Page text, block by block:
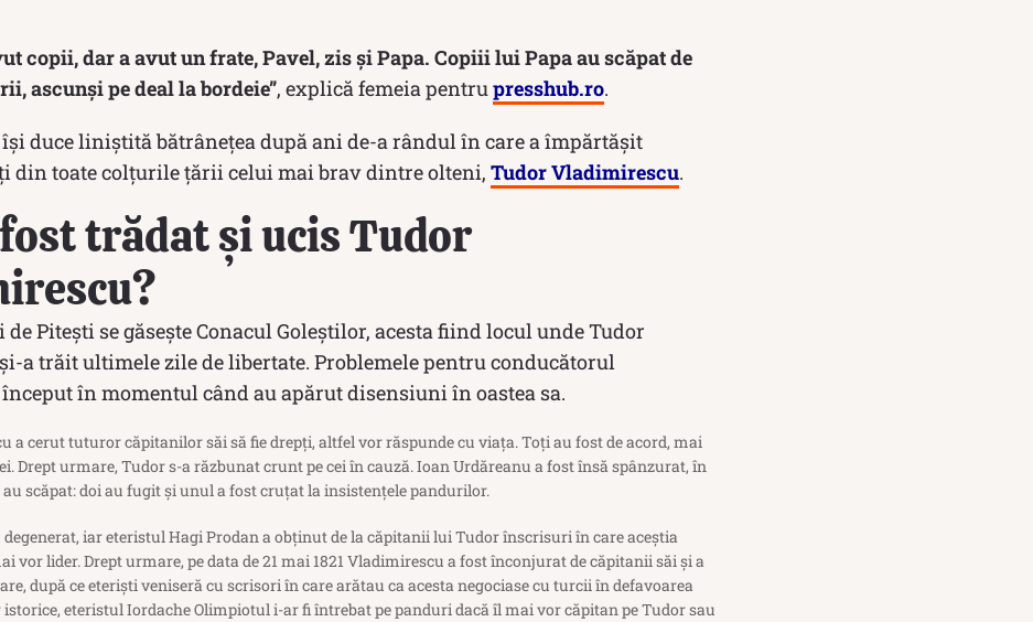
copii, dar a avut un frate, Pavel, zis și Papa. Copiii lui Papa au scăpat de
ascunși pe deal la bordeie”, explică femeia pentrupresshub.ro.
duce liniștită bătrânețea după ani de-a rândul în care a împărtășit
din toate colțurile țării celui mai brav dintre olteni, Tudor Vladimirescu.
trădat și ucis Tudor
Pitești se găsește Conacul Goleştilor, acesta fiind locul unde Tudor
a trăit ultimele zile de libertate. Problemele pentru conducătorul
în momentul când au apărut disensiuni în oastea sa.
a cerut tuturor căpitanilor săi să fie drepți, altfel vor răspunde cu viața. Toți au fost de acord, mai
Drept urmare, Tudor s-a răzbunat crunt pe cei în cauză. Ioan Urdăreanu a fost însă spânzurat, în
scăpat: doi au fugit şi unul a fost cruţat la insistenţele pandurilor.
iar eteristul Hagi Prodan a obținut de la căpitanii lui Tudor înscrisuri în care aceştia
vor lider. Drept urmare, pe data de 21 mai 1821 Vladimirescu a fost înconjurat de căpitanii săi și a
după ce eteriști veniseră cu scrisori în care arătau ca acesta negociase cu turcii în defavoarea
eteristul Iordache Olimpiotul i-ar fi întrebat pe panduri dacă îl mai vor căpitan pe Tudor sau